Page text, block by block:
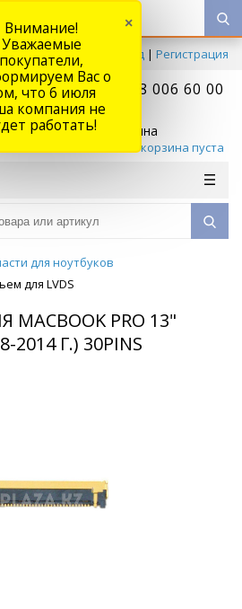
Вход | Регистрация
+7 778 006 60 00
Корзина
Ваша корзина пуста
для ноутбуков
для LVDS
MACBOOK PRO 13"
2014 Г.) 30PINS
Внимание!
Уважаемые
покупатели,
Вас о
что 6 июля
компания не
работать!
×